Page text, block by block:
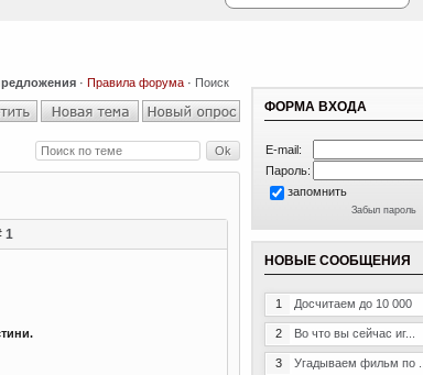
· Правила форума · Поиск
1
ФОРМА ВХОДА
E-mail:
Пароль:
запомнить
Забыл пароль
НОВЫЕ СООБЩЕНИЯ
1 Досчитаем до 10 000
2 Во что вы сейчас иг...
3 Угадываем фильм по ...